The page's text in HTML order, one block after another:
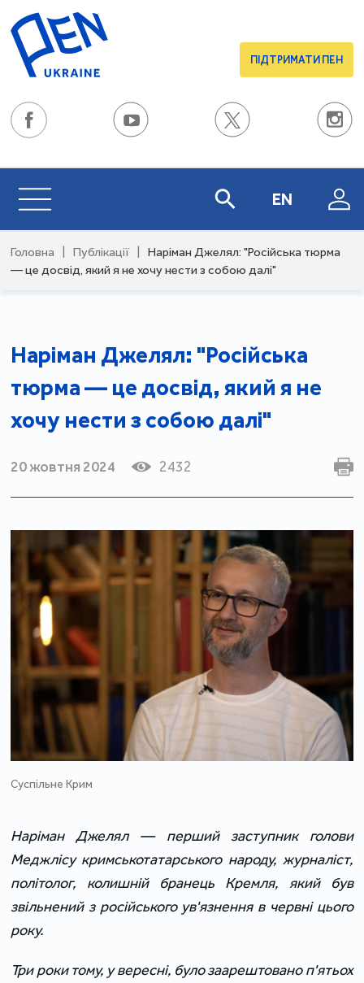
ПІДТРИМАТИ ПЕН
EN
Головна Публікації
Наріман Джелял: "Російська тюрма
— це досвід, який я не хочу нести з собою далі"
Наріман Джелял: "Російська
тюрма — це досвід, який я не
хочу нести з собою далі"
20 жовтня 2024 2432
Суспільне Крим
Наріман Джелял — перший заступник голови
Меджлісу кримськотатарського народу, журналіст,
політолог, колишній бранець Кремля, який був
звільнений з російського ув'язнення в червні цього
року.
Три роки тому, у вересні, було заарештовано п'ятьох